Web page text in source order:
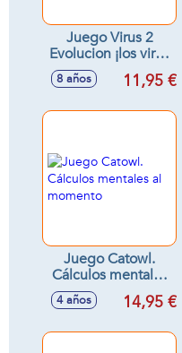
Juego Virus 2
Evolucion ¡los virus
han evolucionado!
con 33 cartas
8 años 11,95 €
Juego Catowl.
Cálculos mentales
al momento
4 años 14,95 €